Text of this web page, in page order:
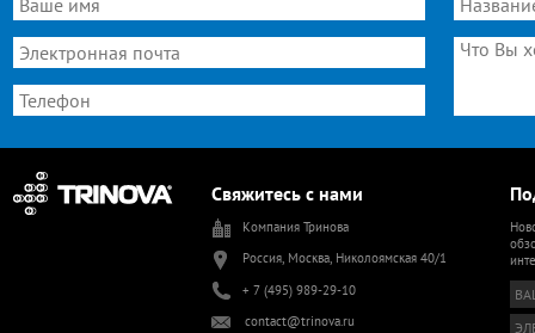
Свяжитесь с нами
Компания Тринова
Россия, Москва, Николоямская 40/1
+ 7 (495) 989-29-10
contact@trinova.ru